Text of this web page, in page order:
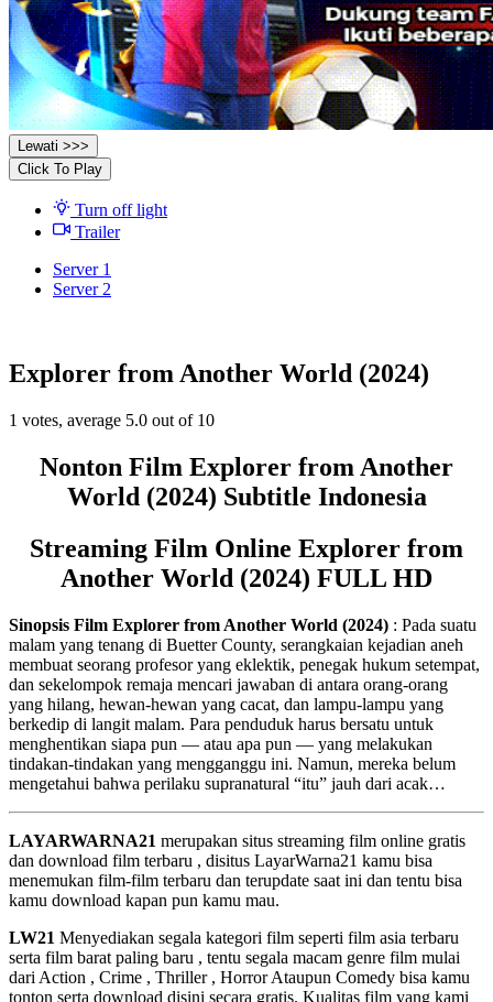
Lewati >>>
Click To Play
Turn off light
Trailer
Server 1
Server 2
Explorer from Another World (2024)
1 votes, average 5.0 out of 10
Nonton Film Explorer from Another
World (2024) Subtitle Indonesia
Streaming Film Online Explorer from
Another World (2024) FULL HD
Sinopsis Film Explorer from Another World (2024) : Pada suatu
malam yang tenang di Buetter County, serangkaian kejadian aneh
membuat seorang profesor yang eklektik, penegak hukum setempat,
dan sekelompok remaja mencari jawaban di antara orang-orang
yang hilang, hewan-hewan yang cacat, dan lampu-lampu yang
berkedip di langit malam. Para penduduk harus bersatu untuk
menghentikan siapa pun — atau apa pun — yang melakukan
tindakan-tindakan yang mengganggu ini. Namun, mereka belum
mengetahui bahwa perilaku supranatural “itu” jauh dari acak…
LAYARWARNA21 merupakan situs streaming film online gratis
dan download film terbaru , disitus LayarWarna21 kamu bisa
menemukan film-film terbaru dan terupdate saat ini dan tentu bisa
kamu download kapan pun kamu mau.
LW21 Menyediakan segala kategori film seperti film asia terbaru
serta film barat paling baru , tentu segala macam genre film mulai
dari Action , Crime , Thriller , Horror Ataupun Comedy bisa kamu
tonton serta download disini secara gratis. Kualitas film yang kami